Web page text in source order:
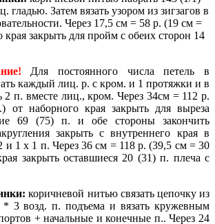
гладью. Затем вязать узором из зигзагов в
Через 17,5 см = 58 р. (19 см =
края закрыть для пройм с обеих сторон 14
Для постоянного числа петель в
каждый лиц. р. с кром. и 1 протяжки и в
2 п. вместе лиц., кром. Через 34см = 112 р.
наборного края закрыть для выреза
69 (75) п. и обе стороны закончить
закрыть с внутреннего края в
1 х 1 п. Через 36 см = 118 р. (39,5 см = 30
закрыть оставшиеся 20 (31) п. плеча с
коричневой нитью связать цепочку из
3 возд. п. подъема и вязать кружевным
+ начальные и конечные п.. Через 24